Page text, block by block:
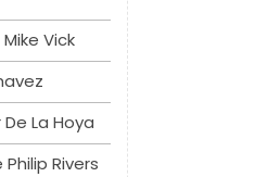
Vick
La Hoya
Rivers